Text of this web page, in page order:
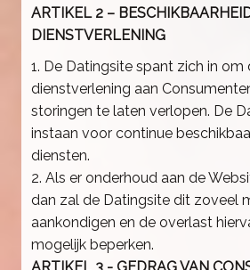
ARTIKEL 2 –
DIENSTVERLENING
1. De Datingsite spant zich in om
dienstverlening aan
storingen te laten verlopen. De
instaan voor continue
diensten.
2. Als er onderhoud aan de
dan zal de Datingsite dit zoveel
aankondigen en de overlast
mogelijk beperken.
ARTIKEL 3 - GEDRAG VAN